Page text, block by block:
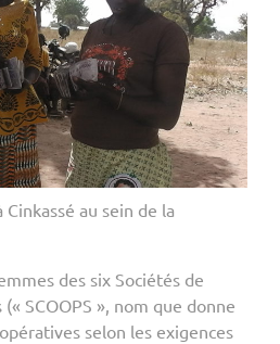
au sein de la
des six Sociétés de
SCOOPS », nom que donne
selon les exigences